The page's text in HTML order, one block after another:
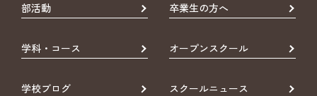
部活動 卒業生の方へ
学科・コース オープンスクール
学校ブログ スクールニュース